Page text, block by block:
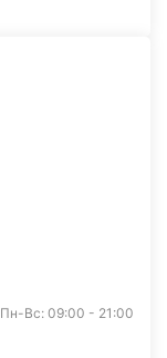
Пн-Вс: 09:00 - 21:00